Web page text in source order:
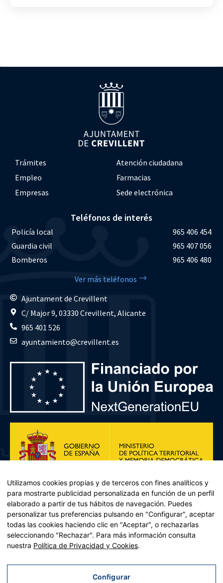
Trámites
Atención ciudadana
Empleo
Farmacias
Empresas
Sede electrónica
Teléfonos de interés
Policía local
965 406 454
Guardia civil
965 407 056
Bomberos
965 406 480
Ver más teléfonos
Ajuntament de Crevillent
C/ Major 9, 03330 Crevillent, Alicante
965 401 526
ayuntamiento@crevillent.es
Plan de Recuperación, Transformación y Resiliencia – Financiado por
Recuperación y resiliencia, establecido por el Reglamento (UE)
2021/241 del Parlamento Europeo y del Consejo, de 12 de febrero
Utilizamos cookies propias y de terceros con fines analíticos y
para mostrarte publicidad personalizada en función de un perfil
elaborado a partir de tus hábitos de navegación. Puedes
personalizar tus preferencias pulsando en "Configurar", aceptar
todas las cookies haciendo clic en "Aceptar", o rechazarlas
seleccionando "Rechazar". Para más información consulta
nuestra Política de Privacidad y Cookies.
Configurar